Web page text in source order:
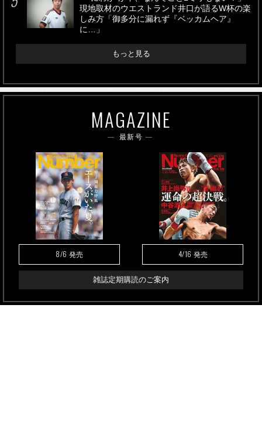
現地取材のウエストランド井口が語るW杯の楽
しみ方「御多分に漏れず『ベッカムヘア』
に…」
もっと見る
MAGAZINE
最新号
8/6 発売 4/16 発売
雑誌定期購読のご案内